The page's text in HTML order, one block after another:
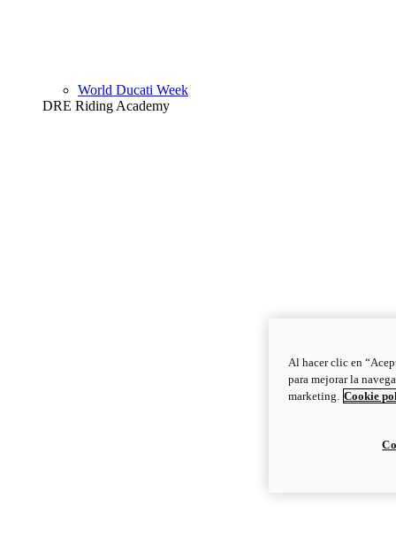
World Ducati Week
DRE Riding Academy
Al hacer clic en
para mejorar la
marketing. Cookie